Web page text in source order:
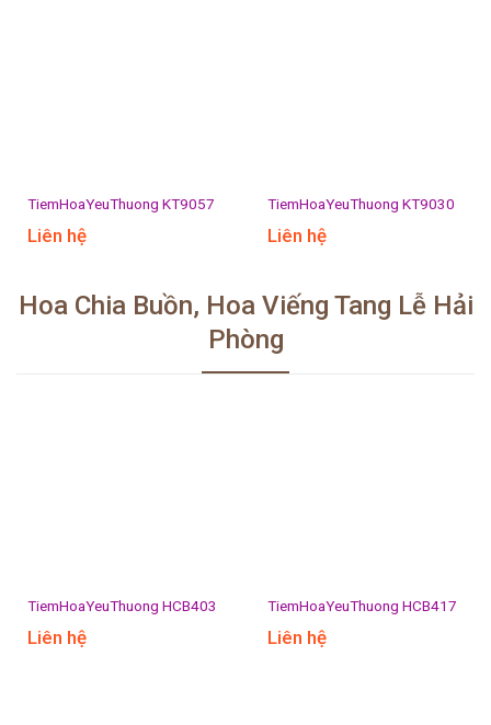
TiemHoaYeuThuong KT9057
Liên hệ
TiemHoaYeuThuong KT9030
Liên hệ
Hoa Chia Buồn, Hoa Viếng Tang Lễ Hải
Phòng
TiemHoaYeuThuong HCB403
Liên hệ
TiemHoaYeuThuong HCB417
Liên hệ